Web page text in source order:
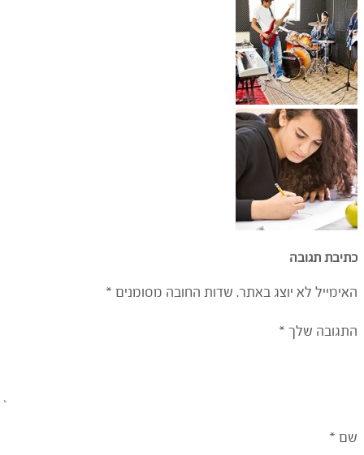
כתיבת תגובה
האימייל לא יוצג באתר. שדות החובה מסומנים *
התגובה שלך *
שם *